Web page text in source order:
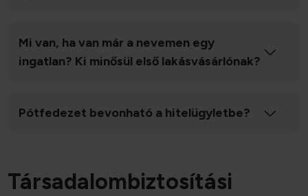
Mi van, ha van már a nevemen egy
ingatlan? Ki minősül első lakásvásárlónak?
Pótfedezet bevonható a hitelügyletbe?
Társadalombiztosítási